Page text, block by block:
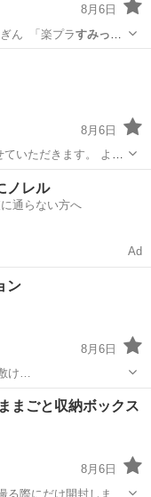
8月6日
ん_「楽プラすみっコ
8月6日
いただきます。 よろ
ゃ
ノレル
通らない方へ
Ad
ン
8月6日
に敷け…
まごと収納ボックス
8月6日